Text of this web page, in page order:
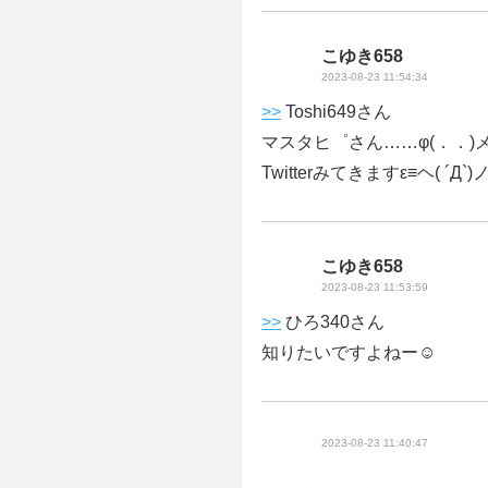
こゆき658
2023-08-23 11:54:34
>> Toshi649さん
マスタヒ゜さん……φ(．．)
Twitterみてきますε≡ヘ( ´Д`)ノ
こゆき658
2023-08-23 11:53:59
>> ひろ340さん
知りたいですよねー☺️
2023-08-23 11:40:47